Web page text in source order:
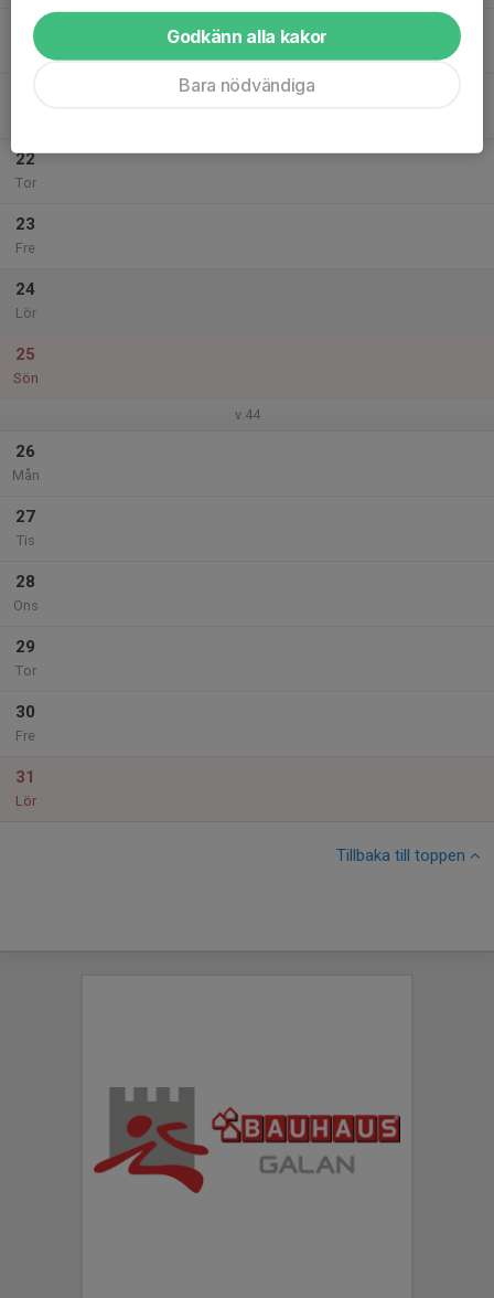
20
22
Tor
23
Fre
24
Lör
25
Sön
v.44
26
Mån
27
Tis
28
Ons
29
Tor
30
Fre
31
Lör
Tillbaka till toppen
Godkänn alla kakor
Bara nödvändiga